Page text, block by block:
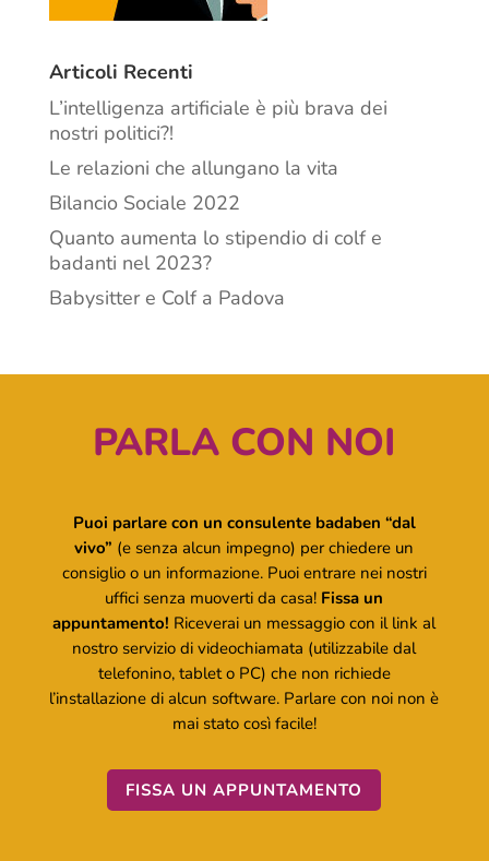
Articoli Recenti
L’intelligenza artificiale è più brava dei
nostri politici?!
Le relazioni che allungano la vita
Bilancio Sociale 2022
Quanto aumenta lo stipendio di colf e
badanti nel 2023?
Babysitter e Colf a Padova
PARLA CON NOI
Puoi parlare con un consulente badaben “dal
vivo” (e senza alcun impegno) per chiedere un
consiglio o un informazione. Puoi entrare nei nostri
uffici senza muoverti da casa! Fissa un
appuntamento! Riceverai un messaggio con il link al
nostro servizio di videochiamata (utilizzabile dal
telefonino, tablet o PC) che non richiede
l’installazione di alcun software. Parlare con noi non è
mai stato così facile!
FISSA UN APPUNTAMENTO